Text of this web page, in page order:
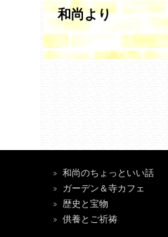
和尚より
和尚のちょっといい話
ガーデン＆寺カフェ
歴史と宝物
供養とご祈祷